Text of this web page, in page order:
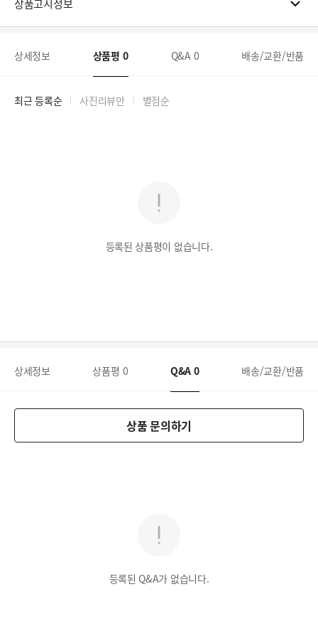
상품고시정보
상세정보 상품평 0 Q&A 0 배송/교환/반품
최근 등록순 사진리뷰만 별점순
등록된 상품평이 없습니다.
상세정보 상품평 0 Q&A 0 배송/교환/반품
상품 문의하기
등록된 Q&A가 없습니다.